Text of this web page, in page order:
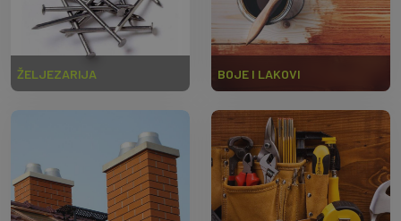
ŽELJEZARIJA BOJE I LAKOVI